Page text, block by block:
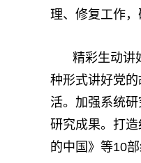
理、修复工作，
精彩生动讲
种形式讲好党
活。加强系统
研究成果。打
的中国》等10